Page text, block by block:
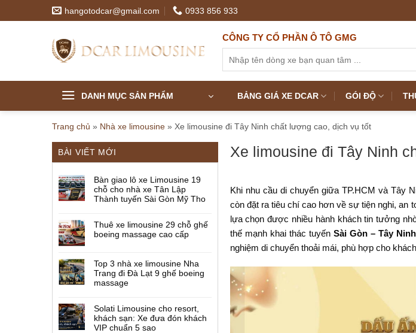
to
hangotodcar@gmail.com 0933 856 933
CÔNG TY CỔ PHẦN Ô TÔ GMG
DANH MỤC SẢN PHẨM BẢNG GIÁ XE DCAR GÓI ĐỘ
Trang chủ » Nhà xe limousine » Xe limousine đi Tây Ninh chất lượng cao, dịch vụ tốt
BÀI VIẾT MỚI
Bàn giao lô xe Limousine 19
chỗ cho nhà xe Tân Lập
Thành tuyến Sài Gòn Mỹ Tho
Thuê xe limousine 29 chỗ ghế
boeing massage cao cấp
Top 3 nhà xe limousine Nha
Trang đi Đà Lạt 9 ghế boeing
massage
Solati Limousine cho resort,
khách sạn: Xe đưa đón khách
VIP chuẩn 5 sao
Xe limousine đi Tây Ninh
Khi nhu cầu di chuyển giữa TP.HCM và Tây
còn đặt ra tiêu chí cao hơn về sự tiện nghi, an
lựa chọn được nhiều hành khách tin tưởng
thế mạnh khai thác tuyến Sài Gòn – Tây
nghiệm di chuyển thoải mái, phù hợp cho